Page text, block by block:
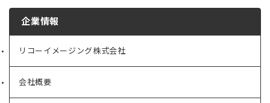
企業情報
リコーイメージング株式会社
（新
タ
ブ
会社概要
（新